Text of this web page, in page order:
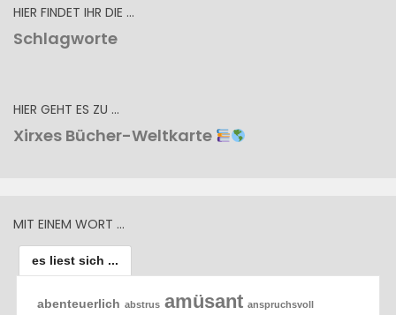
HIER FINDET IHR DIE …
Schlagworte
HIER GEHT ES ZU …
Xirxes Bücher-Weltkarte
MIT EINEM WORT …
es liest sich ...
abenteuerlich abstrus amüsant anspruchsvoll